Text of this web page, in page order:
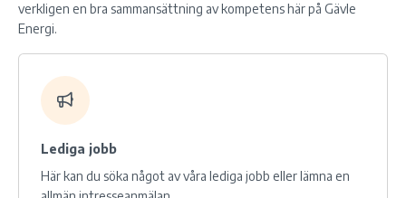
verkligen en bra sammansättning av kompetens här på Gävle
Energi.
Lediga jobb
Här kan du söka något av våra lediga jobb eller lämna en